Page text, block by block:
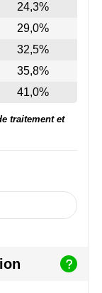
24,3%
29,0%
32,5%
35,8%
41,0%
traitement et